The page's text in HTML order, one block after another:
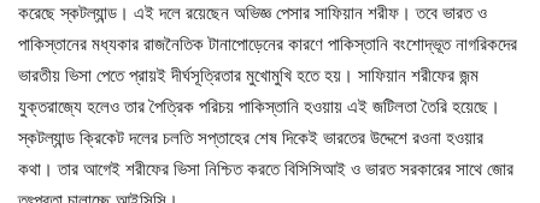
করেছে স্কটল্যান্ড। এই দলে রয়েছেন অভিজ্ঞ পেসার সাফিয়ান শরীফ। তবে ভারত ও
পাকিস্তানের মধ্যকার রাজনৈতিক টানাপোড়েনের কারণে পাকিস্তানি বংশোদ্ভূত নাগরিকদের
ভারতীয় ভিসা পেতে প্রায়ই দীর্ঘসূত্রিতার মুখোমুখি হতে হয়। সাফিয়ান শরীফের জন্ম
যুক্তরাজ্যে হলেও তার পৈত্রিক পরিচয় পাকিস্তানি হওয়ায় এই জটিলতা তৈরি হয়েছে।
স্কটল্যান্ড ক্রিকেট দলের চলতি সপ্তাহের শেষ দিকেই ভারতের উদ্দেশে রওনা হওয়ার
কথা। তার আগেই শরীফের ভিসা নিশ্চিত করতে বিসিসিআই ও ভারত সরকারের সাথে জোর